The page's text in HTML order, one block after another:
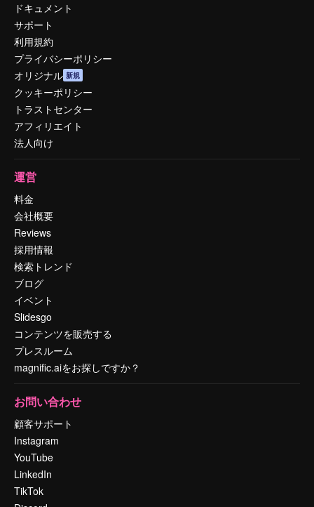
ドキュメント
サポート
利用規約
プライバシーポリシー
オリジナル 新規
クッキーポリシー
トラストセンター
アフィリエイト
法人向け
運営
料金
会社概要
Reviews
採用情報
検索トレンド
ブログ
イベント
Slidesgo
コンテンツを販売する
プレスルーム
magnific.aiをお探しですか？
お問い合わせ
顧客サポート
Instagram
YouTube
LinkedIn
TikTok